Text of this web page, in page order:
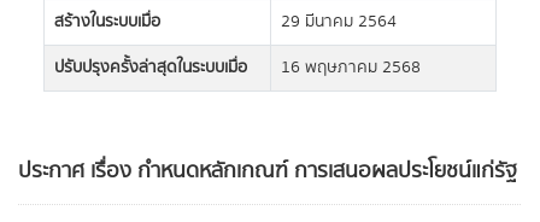
ประกาศ เรื่อง กำหนดหลักเกณฑ์ การเสนอผลประโยชน์แก่รัฐ
สร้างในระบบเมื่อ
29 มีนาคม 2564
ปรับปรุงครั้งล่าสุดในระบบเมื่อ
16 พฤษภาคม 2568